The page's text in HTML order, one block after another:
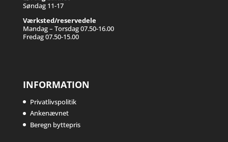
Søndag 11-17
Værksted/reservedele
Mandag – Torsdag 07.50-16.00
Fredag 07.50-15.00
INFORMATION
Privatlivspolitik
Ankenævnet
Beregn byttepris